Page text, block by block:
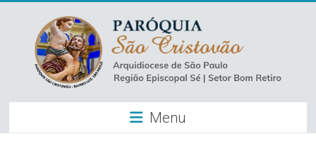
content
Paróquia
São
Menu